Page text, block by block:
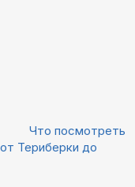
Что посмотреть
Териберки до